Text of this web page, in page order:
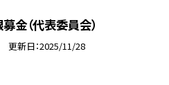
募金（代表委員会）
更新日 2025/11/28